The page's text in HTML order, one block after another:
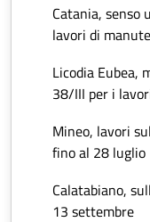
Catania, senso
lavori di
Licodia Eubea,
38/III per i
Mineo, lavori
fino al 28 luglio
Calatabiano,
13 settembre